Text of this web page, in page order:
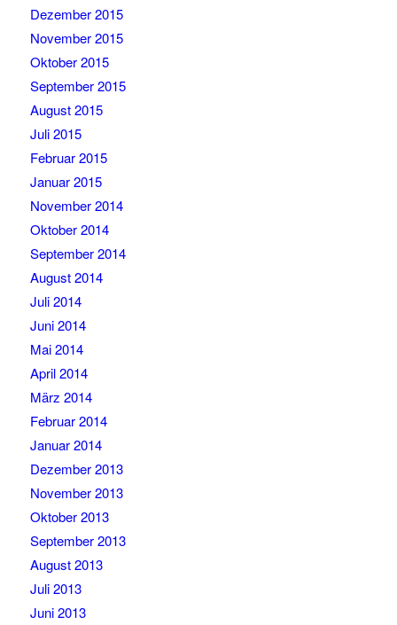
Dezember 2015
November 2015
Oktober 2015
September 2015
August 2015
Juli 2015
Februar 2015
Januar 2015
November 2014
Oktober 2014
September 2014
August 2014
Juli 2014
Juni 2014
Mai 2014
April 2014
März 2014
Februar 2014
Januar 2014
Dezember 2013
November 2013
Oktober 2013
September 2013
August 2013
Juli 2013
Juni 2013